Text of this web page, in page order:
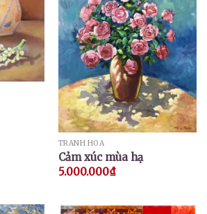
TRANH HOA
Cảm xúc mùa hạ
5.000.000₫